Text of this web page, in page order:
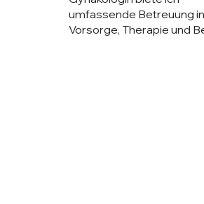
umfassende Betreuung in
Vorsorge, Therapie und